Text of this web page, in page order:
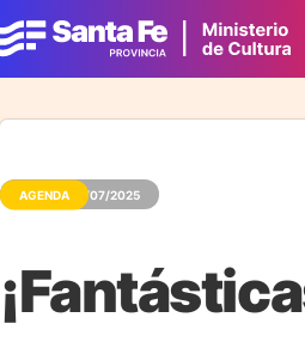
AGENDA 02/07/2025